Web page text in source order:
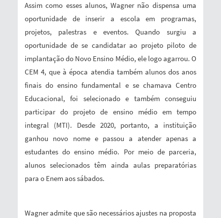
Assim como esses alunos, Wagner não dispensa uma
oportunidade de inserir a escola em programas,
projetos, palestras e eventos. Quando surgiu a
oportunidade de se candidatar ao projeto piloto de
implantação do Novo Ensino Médio, ele logo agarrou. O
CEM 4, que à época atendia também alunos dos anos
finais do ensino fundamental e se chamava Centro
Educacional, foi selecionado e também conseguiu
participar do projeto de ensino médio em tempo
integral (MTI). Desde 2020, portanto, a instituição
ganhou novo nome e passou a atender apenas a
estudantes do ensino médio. Por meio de parceria,
alunos selecionados têm ainda aulas preparatórias
para o Enem aos sábados.
Wagner admite que são necessários ajustes na proposta